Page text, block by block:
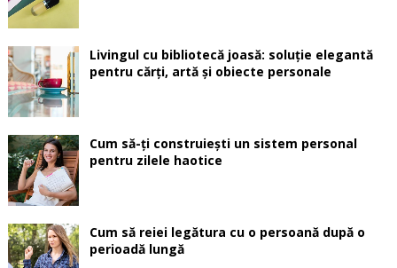
Livingul cu bibliotecă joasă: soluție elegantă
pentru cărți, artă și obiecte personale
Cum să-ți construiești un sistem personal
pentru zilele haotice
Cum să reiei legătura cu o persoană după o
perioadă lungă